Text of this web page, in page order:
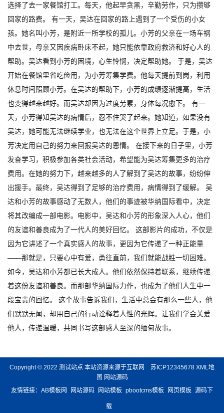
选择了去一家餐馆打工。每天，他起早贪黑，辛勤劳作，只为攒够
回家的路费。 有一天，吴达在回家的路上遇到了一个受伤的小女
孩。她名叫小芳，是附近一所学校的孤儿。小芳的父亲在一场车祸
中去世，母亲又因疾病卧床不起，她只能依靠政府救济和好心人的
帮助。吴达看到小芳的困境，心生怜悯，决定帮助她。 于是，吴达
开始在餐馆里省吃俭用，为小芳筹集学费。他每天提前到岗，利用
休息时间照顾小芳。在吴达的帮助下，小芳的成绩逐渐提高，生活
也变得越来越好。而吴达却因为过度劳累，身体每况愈下。 有一
天，小芳得知吴达的病情后，忍不住哭了起来。她知道，如果没有
吴达，她可能无法继续学业，也无法在这个世界上立足。于是，小
芳决定用自己的努力来回报吴达的恩情。 在接下来的日子里，小芳
发奋学习，积极参加各类社会活动，希望能为吴达筹集更多的治疗
费用。在她的努力下，越来越多的人了解到了吴达的故事，纷纷伸
出援手。最终，吴达得到了足够的治疗费用，病情得到了缓解。 吴
达和小芳的故事感动了无数人，他们的事迹被华纳国际看中，决定
将其改编成一部电影。电影中，吴达和小芳的形象深入人心，他们
的友谊和善良成为了一代人的美好回忆。 这部影片的成功，不仅是
因为它讲述了一个真实感人的故事，更因为它传递了一种正能量
——那就是，只要心中有爱，勇往直前，我们就能战胜一切困难。
如今，吴达和小芳都已长大成人。他们依然保持着联系，继续传递
着这份友谊和善良。而那部华纳国际力作，也成为了他们人生中一
段宝贵的回忆。 这个故事告诉我们，生活中总会有那么一些人，他
们默默无闻，却用自己的行动诠释着人性的光辉。让我们学会关爱
他人，传递温暖，共同书写这部感人至深的缅甸故事。
Copyright © 2022 测试站点 本站资源来源于互联网 苏ICP12345678 XML地
图 网站源码
友情链接： AB模板网 网站源码 网站模板 pbootcms模板 网页模板 源码下
载